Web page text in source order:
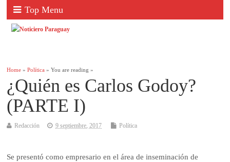
Top Menu
Home »Política » You are reading »
¿Quién es Carlos Godoy?
(PARTE I)
Redacción 9 septiembre, 2017 Política
Se presentó como empresario en el área de inseminación de